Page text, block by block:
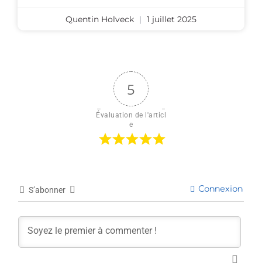
Quentin Holveck 1 juillet 2025
5
Évaluation de l'articl
e
S’abonner Connexion